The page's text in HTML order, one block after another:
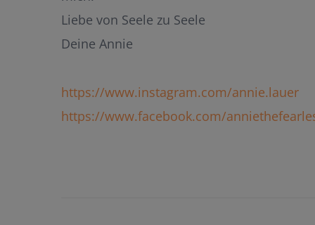
Liebe von Seele zu Seele
Deine Annie
https://www.instagram.com/annie.lauer
https://www.facebook.com/